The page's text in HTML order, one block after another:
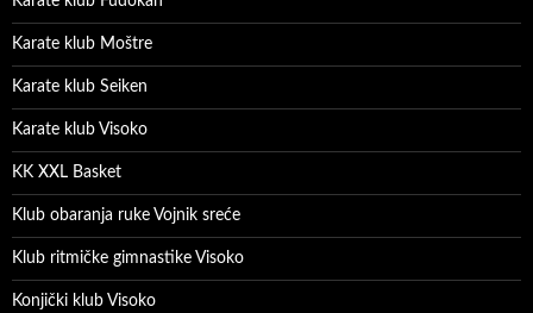
Karate klub Moštre
Karate klub Seiken
Karate klub Visoko
KK XXL Basket
Klub obaranja ruke Vojnik sreće
Klub ritmičke gimnastike Visoko
Konjički klub Visoko